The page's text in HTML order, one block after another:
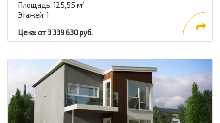
Площадь: 125,55 м2
Этажей: 1
Цена: от 3 339 630 руб.